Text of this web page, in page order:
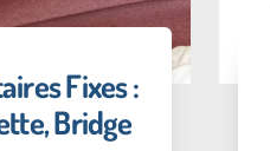
Fixes :
Bridge